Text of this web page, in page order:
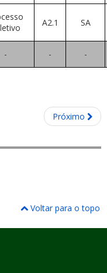
A2.1 SA
- - -
Próximo
Voltar para o topo